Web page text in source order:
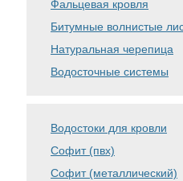
Фальцевая кровля
Битумные волнистые
Натуральная черепица
Водосточные системы
Водостоки для кровли
Софит (пвх)
Софит (металлический)